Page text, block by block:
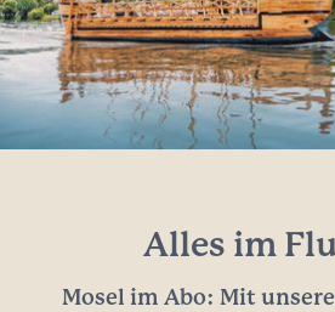
Alles im
Mosel im Abo: Mit